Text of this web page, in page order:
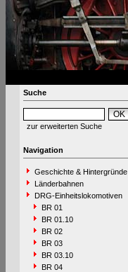
Suche
zur erweiterten Suche
Navigation
Geschichte & Hintergründe
Länderbahnen
DRG-Einheitslokomotiven
BR 01
BR 01.10
BR 02
BR 03
BR 03.10
BR 04